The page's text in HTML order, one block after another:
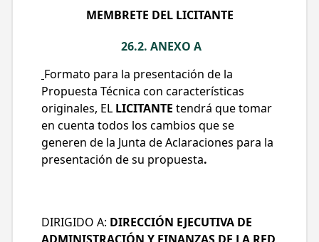
EN AMBOS EJES Y CON ARRODILLAMIENTO;
FRENOS NEUMÁTICOS DE DISCO EN AMBOS
CON 2 BOLSAS DE AIRE EN EL EJE
DELANTERO Y CUATRO BOLSAS DE AIRE EN
EJE TRASERO; LLANTAS RADIALES DE
APLICACIÓN URBANA Y TODA POSICIÓN;
SISTEMA ELÉCTRICO DE 24 VOLTS
MULTIPLEXADO; CON SISTEMA DE
DE COMUNICACIÓN Y WIFI; CÁMARA
PANORÁMICA DE 360°, CÁMARA DE
MEMBRETE DEL LICITANTE
26.2. ANEXO A
Formato para la presentación de la
Propuesta Técnica con características
originales, EL LICITANTE tendrá que tomar
en cuenta todos los cambios que se
generen de la Junta de Aclaraciones para la
presentación de su propuesta.
DIRIGIDO A: DIRECCIÓN EJECUTIVA DE